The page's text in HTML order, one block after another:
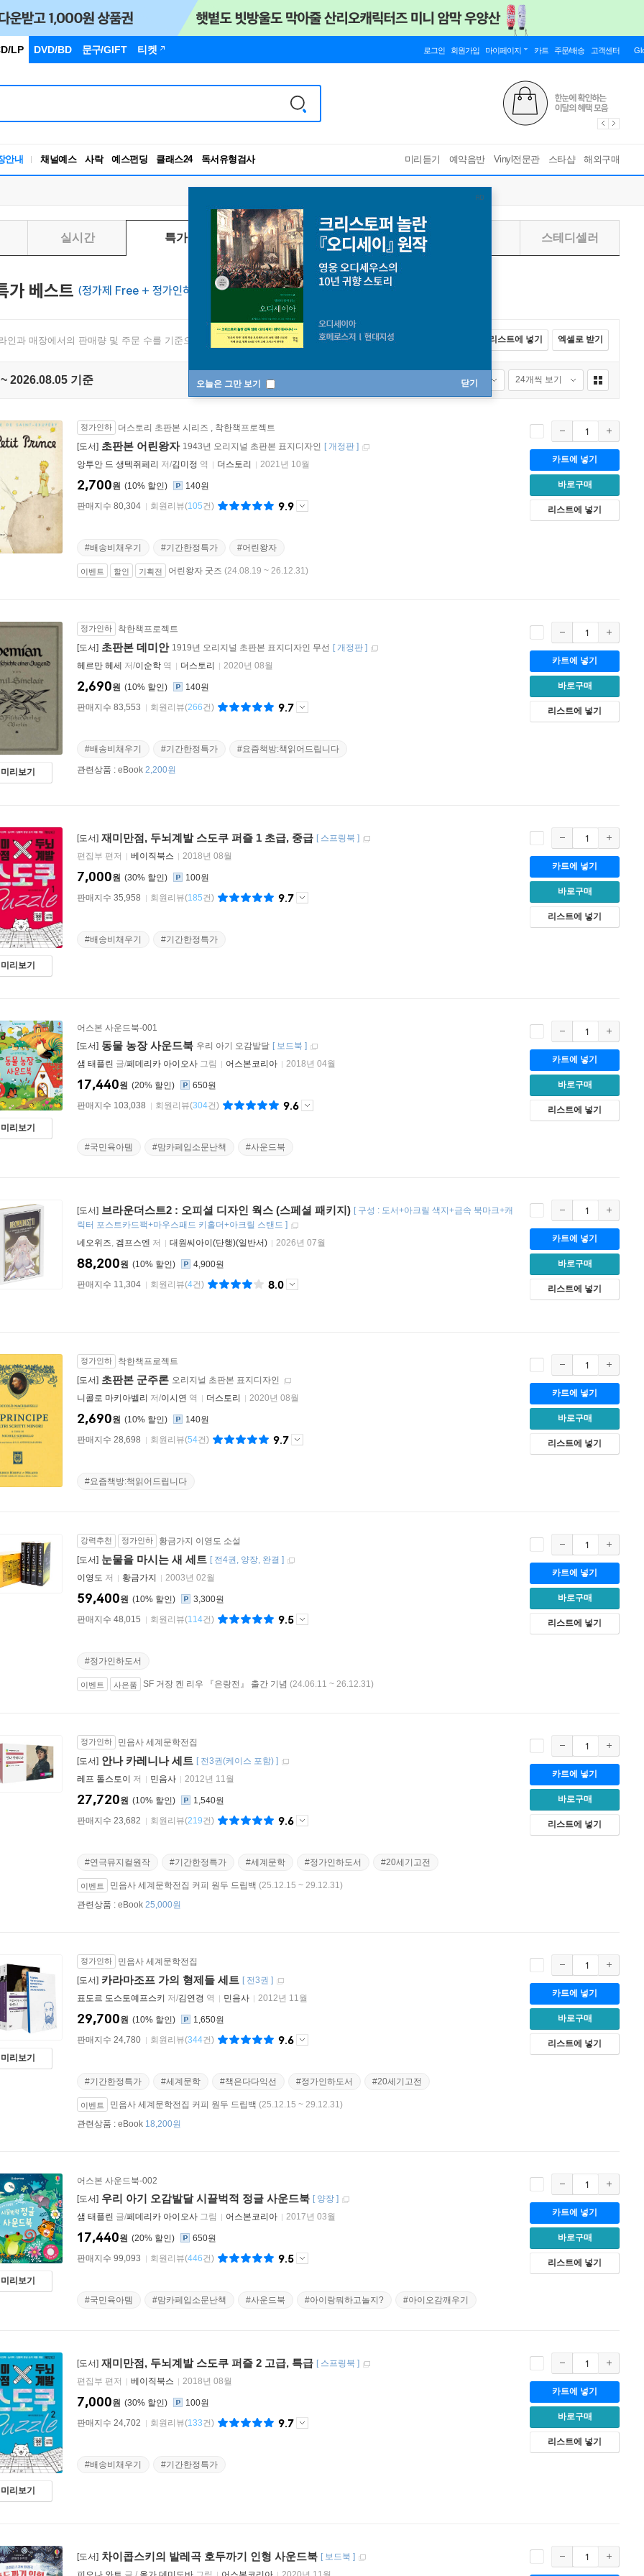
LP DVD/BD 문구/GIFT 티켓 로그인 회원가입 마이페이지 카트 주문/배송 고객센터
안내 채널예스 사락 예스펀딩 클래스24
독서유형검사
RBTI Lab
독서유형검사
미리듣기 예약음반 Vinyl전문관 스타샵 해외구매
오늘은 그만 보기 닫기
실시간 특가 일별 주별 스테디셀러
가 베스트 (정가제 Free + 정가인하)
인과 매장에서의 판매량 및 주문 수를 기준으로 매일 1회 집계됩니다. 전체선택 카트에 넣기 리스트에 넣기 엑셀로 받기
2026.08.05 기준 품절포함 24개씩 보기
정가인하 더스토리 초판본 시리즈 , 착한책프로젝트
[도서] 초판본 어린왕자 1943년 오리지널 초판본 표지디자인 [개정판 ]
앙투안 드 생텍쥐페리 저/김미정 역 더스토리 2021년 10월
10%
2,700원
140원
판매지수 80,304
회원리뷰(105건) 9.9
#배송비채우기 #기간한정특가 #어린왕자
이벤트 할인 기획전 어린왕자 굿즈 (24.08.19 ~ 26.12.31)
카트에 넣기
바로구매
리스트에 넣기
미리보기
정가인하
착한책프로젝트
[도서] 초판본 데미안 1919년 오리지널 초판본 표지디자인 무선 [개정판 ]
헤르만 헤세 저/이순학 역 더스토리 2020년 08월
10%
2,690원
140원
판매지수 83,553
회원리뷰(266건) 9.7
#배송비채우기 #기간한정특가 #요즘책방:책읽어드립니다
관련상품 : eBook 2,200원
카트에 넣기
바로구매
리스트에 넣기
미리보기
[도서] 재미만점, 두뇌계발 스도쿠 퍼즐 1 초급, 중급 [ 스프링북 ]
편집부 편저
베이직북스 2018년 08월
30%
7,000원
100원
판매지수 35,958
회원리뷰(185건) 9.7
#배송비채우기 #기간한정특가
카트에 넣기
바로구매
리스트에 넣기
미리보기
어스본 사운드북-001
[도서] 동물 농장 사운드북 우리 아기 오감발달 [ 보드북 ]
샘 태플린 글/페데리카 아이오사 그림 어스본코리아 2018년 04월
20%
17,440원
650원
판매지수 103,038
회원리뷰(304건) 9.6
#국민육아템 #맘카페입소문난책 #사운드북
카트에 넣기
바로구매
리스트에 넣기
[도서] 브라운더스트2 : 오피셜 디자인 웍스 (스페셜 패키지) [ 구성 : 도서+아크릴 색지+금속 북마크+캐
릭터 포스트카드팩+마우스패드 키홀더+아크릴 스탠드 ]
네오위즈, 겜프스엔 저 대원씨아이(단행)(일반서) 2026년 07월
10%
88,200원
4,900원
판매지수 11,304
회원리뷰(4건) 8.0
카트에 넣기
바로구매
리스트에 넣기
정가인하
착한책프로젝트
[도서] 초판본 군주론 오리지널 초판본 표지디자인
니콜로 마키아벨리 저/이시연 역 더스토리 2020년 08월
10%
2,690원
140원
판매지수 28,698
회원리뷰(54건) 9.7
#요즘책방:책읽어드립니다
카트에 넣기
바로구매
리스트에 넣기
강력추천 정가인하
황금가지 이영도 소설
[도서] 눈물을 마시는 새 세트 [ 전4권 양장 완결 ]
이영도 저 황금가지 2003년 02월
10%
59,400원
3,300원
판매지수 48,015
회원리뷰(114건) 9.5
#정가인하도서
이벤트 사은품 SF 거장 켄 리우 『은랑전』 출간 기념 (24.06.11 ~ 26.12.31)
카트에 넣기
바로구매
리스트에 넣기
정가인하
민음사 세계문학전집
[도서] 안나 카레니나 세트 [ 전3권(케이스 포함) ]
레프 톨스토이
저 민음사 2012년 11월
10%
27,720원
1,540원
판매지수 23,682
회원리뷰(219건) 9.6
#연극뮤지컬원작 #기간한정특가 #세계문학 #정가인하도서 #20세기고전
이벤트 민음사 세계문학전집 커피 원두 드립백 (25.12.15 ~ 29.12.31)
관련상품 : eBook 25,000원
카트에 넣기
바로구매
리스트에 넣기
미리보기
정가인하
민음사 세계문학전집
[도서] 카라마조프 가의 형제들 세트 [ 전3권 ]
표도르 도스토예프스키
저/김연경 역 민음사 2012년 11월
10%
29,700원
1,650원
판매지수 24,780
회원리뷰(344건) 9.6
#기간한정특가 #세계문학 #책은다다익선 #정가인하도서 #20세기고전
이벤트 민음사 세계문학전집 커피 원두 드립백 (25.12.15 ~ 29.12.31)
관련상품 : eBook 18,200원
카트에 넣기
바로구매
리스트에 넣기
미리보기
어스본 사운드북-002
[도서] 우리 아기 오감발달 시끌벅적 정글 사운드북 [ 양장 ]
샘 태플린 글/페데리카 아이오사 그림 어스본코리아 2017년 03월
20%
17,440원
650원
판매지수 99,093
회원리뷰(446건) 9.5
#국민육아템 #맘카페입소문난책 #사운드북 #아이랑뭐하고놀지? #아이오감깨우기
카트에 넣기
바로구매
리스트에 넣기
미리보기
[도서] 재미만점, 두뇌계발 스도쿠 퍼즐 2 고급, 특급 [ 스프링북 ]
편집부 편저
베이직북스 2018년 08월
30%
7,000원
100원
판매지수 24,702
회원리뷰(133건) 9.7
#배송비채우기 #기간한정특가
카트에 넣기
바로구매
리스트에 넣기
[도서] 차이콥스키의 발레곡 호두까기 인형 사운드북 [ 보드북 ]